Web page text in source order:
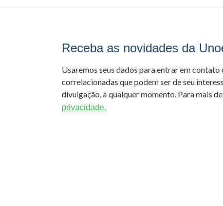
Receba as novidades da
Usaremos seus dados para entrar em
correlacionadas que podem ser de seu
divulgação, a qualquer momento. Para mais
privacidade.